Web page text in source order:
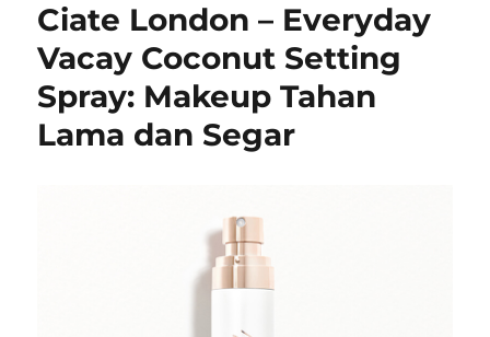
Ciate London – Everyday
Vacay Coconut Setting
Spray: Makeup Tahan
Lama dan Segar